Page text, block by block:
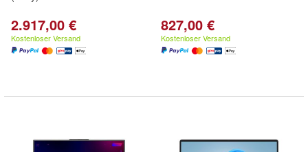
2.917,00 €
Kostenloser Versand
827,00 €
Kostenloser Versand